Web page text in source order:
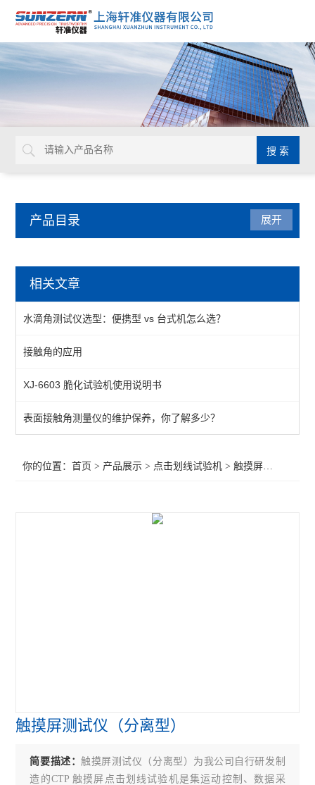
产品目录
滚压点击划线试验机
触摸屏综合测试仪
展开
相关文章
水滴角测试仪选型：便携型 vs 台式机怎么选？
接触角的应用
XJ-6603 脆化试验机使用说明书
表面接触角测量仪的维护保养，你了解多少？
你的位置：首页 > 产品展示 > 点击划线试验机 >触摸屏综合测试仪
触摸屏测试仪（分离型）
简要描述：触摸屏测试仪（分离型）为我公司自行研发制
造的CTP 触摸屏点击划线试验机是集运动控制、数据采